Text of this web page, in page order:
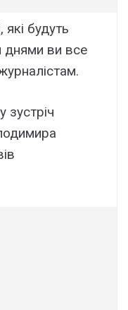
які будуть
днями ви все